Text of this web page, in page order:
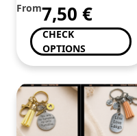
From7,50 €
CHECK
OPTIONS